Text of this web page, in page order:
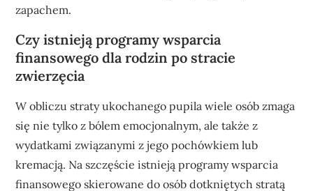
zapachem.
Czy istnieją programy wsparcia
finansowego dla rodzin po stracie
zwierzęcia
W obliczu straty ukochanego pupila wiele osób zmaga
się nie tylko z bólem emocjonalnym, ale także z
wydatkami związanymi z jego pochówkiem lub
kremacją. Na szczęście istnieją programy wsparcia
finansowego skierowane do osób dotkniętych stratą